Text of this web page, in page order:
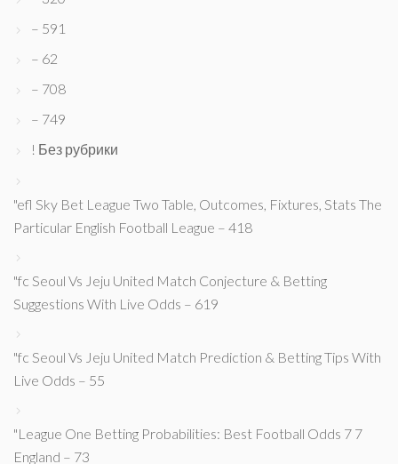
– 591
– 62
– 708
– 749
! Без рубрики
"efl Sky Bet League Two Table, Outcomes, Fixtures, Stats The
Particular English Football League – 418
"fc Seoul Vs Jeju United Match Conjecture & Betting
Suggestions With Live Odds – 619
"fc Seoul Vs Jeju United Match Prediction & Betting Tips With
Live Odds – 55
"League One Betting Probabilities: Best Football Odds 7 7
England – 73